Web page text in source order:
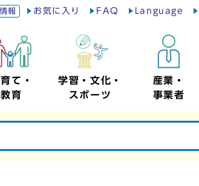
報 お気に入り FAQ Language
て・
教育
学習・文化・
スポーツ
産業・
事業者